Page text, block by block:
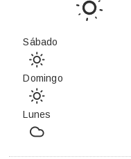
Sábado
Domingo
Lunes